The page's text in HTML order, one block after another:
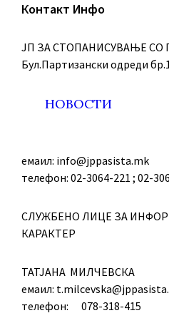
Контакт Инфо
ЈП ЗА СТОПАНИСУВАЊЕ СО
Бул.Партизански oдреди
НОВОСТИ
емаил: info@jppasista.mk
телефон: 02-3064-221 ; 02-
СЛУЖБЕНО ЛИЦЕ ЗА
КАРАКТЕР
ТАТЈАНА МИЛЧЕВСКА
емаил:
телефон: 078-318-415